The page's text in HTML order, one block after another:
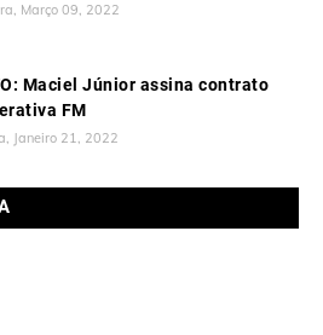
Março 09, 2022
Maciel Júnior assina contrato
FM
Janeiro 21, 2022